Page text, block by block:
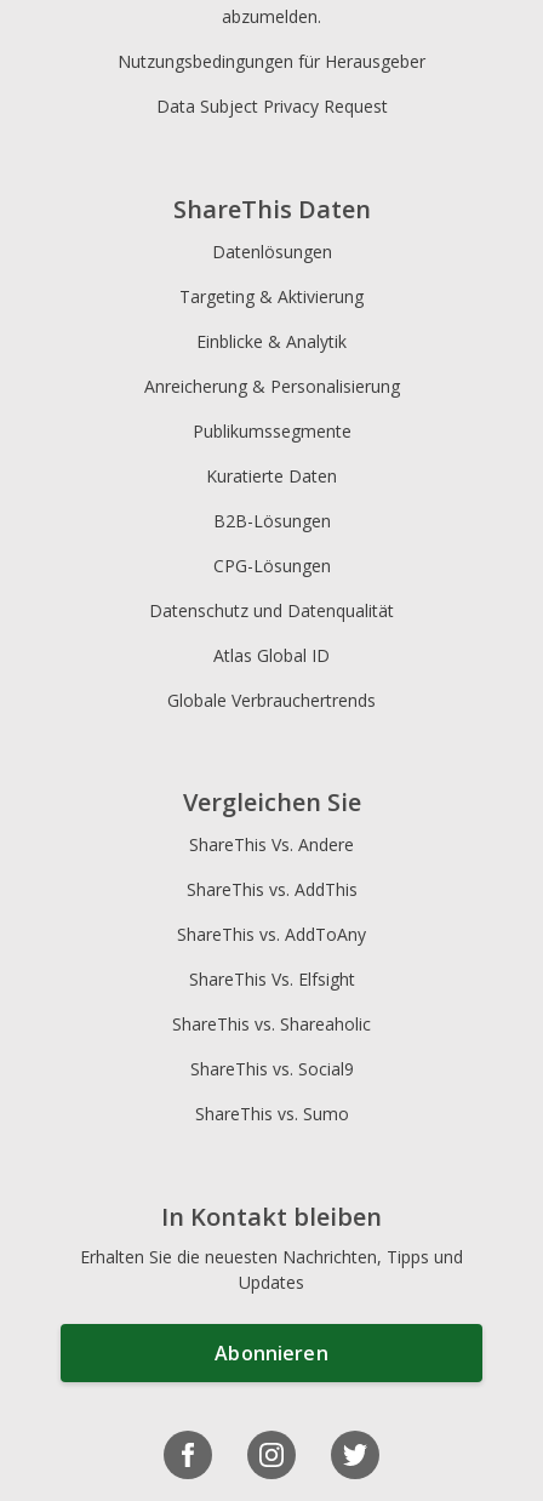
ShareThis Daten
Datenlösungen
Targeting & Aktivierung
Einblicke & Analytik
Anreicherung & Personalisierung
Publikumssegmente
Kuratierte Daten
B2B-Lösungen
CPG-Lösungen
Datenschutz und Datenqualität
Atlas Global ID
Globale Verbrauchertrends
abzumelden.
Nutzungsbedingungen für Herausgeber
Data Subject Privacy Request
Vergleichen Sie
ShareThis Vs. Andere
ShareThis vs. AddThis
ShareThis vs. AddToAny
ShareThis Vs. Elfsight
ShareThis vs. Shareaholic
ShareThis vs. Social9
ShareThis vs. Sumo
In Kontakt bleiben
Erhalten Sie die neuesten Nachrichten, Tipps und
Updates
Abonnieren